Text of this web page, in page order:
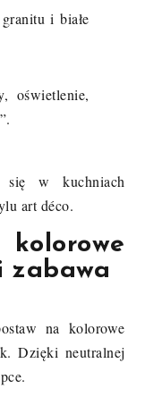
i białe
oświetlenie,
się w kuchniach
art déco.
zabawa
na kolorowe
Dzięki neutralnej